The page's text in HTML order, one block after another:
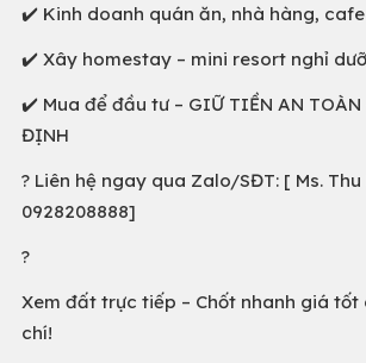
✔️ Kinh doanh quán ăn, nhà hàng,
✔️ Xây homestay – mini resort nghỉ
✔️ Mua để đầu tư – GIỮ TIỀN AN TOÀN
ĐỊNH
? Liên hệ ngay qua Zalo/SĐT: [ Ms. Thu
0928208888]
?
Xem đất trực tiếp – Chốt nhanh giá tốt
chí!